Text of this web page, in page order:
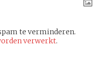
te verminderen.
verwerkt.